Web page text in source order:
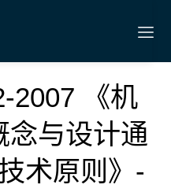
2007 《机
念与设计通
术原则》-